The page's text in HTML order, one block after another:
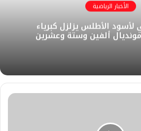
الأخبار الرياضية
لأسود الأطلس يزلزل كبرياء
ألفين وستة وعشرين